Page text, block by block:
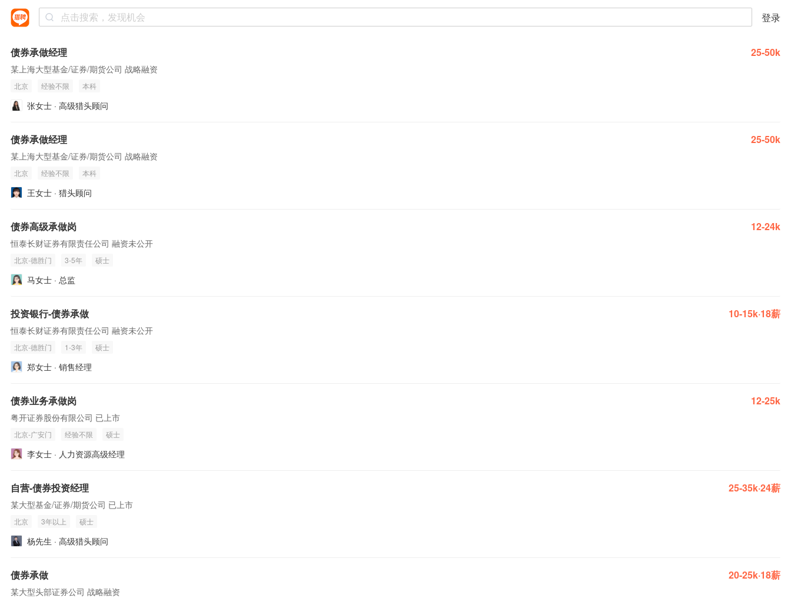
登录
债券承做经理 25-50k
某上海大型基金/证券/期货公司 战略融资
北京 经验不限 本科
张女士 · 高级猎头顾问
债券承做经理 25-50k
某上海大型基金/证券/期货公司 战略融资
北京 经验不限 本科
王女士 · 猎头顾问
债券高级承做岗 12-24k
恒泰长财证券有限责任公司 融资未公开
北京-德胜门 3-5年 硕士
马女士 · 总监
投资银行-债券承做 10-15k·18薪
恒泰长财证券有限责任公司 融资未公开
北京-德胜门 1-3年 硕士
郑女士 · 销售经理
债券业务承做岗 12-25k
粤开证券股份有限公司 已上市
北京-广安门 经验不限 硕士
李女士 · 人力资源高级经理
自营-债券投资经理 25-35k·24薪
某大型基金/证券/期货公司 已上市
北京 3年以上 硕士
杨先生 · 高级猎头顾问
债券承做 20-25k·18薪
某大型头部证券公司 战略融资